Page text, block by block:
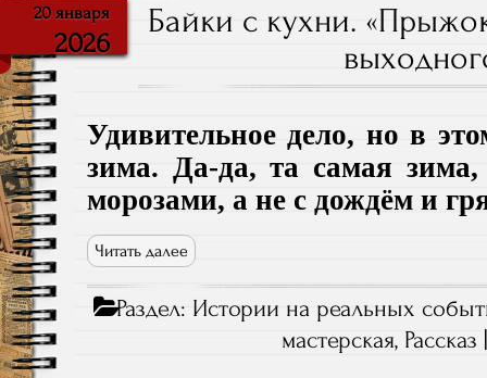
20 января
2026
Байки с кухни.
Удивительное дело, но в
зима. Да-да, та самая
морозами, а не с дождём и
Читать далее
Раздел: Истории на реальных
мастерская, Рассказ